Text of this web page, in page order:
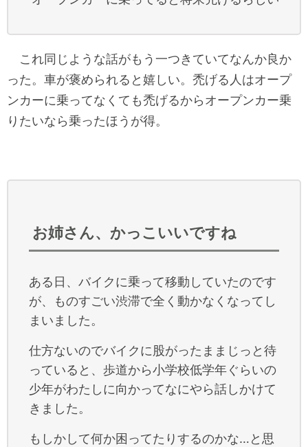
これ同じような話がもう一つきていてなんか良か
った。車が褒められると嬉しい。禿げる人はオープ
ンカーに乗ってなくても禿げるからオープンカー乗
りたいなら乗ったほうが得。
お姉さん、かっこいいですね
ある日、バイクに乗って移動していたのです
が、ものすごい渋滞で全く動かなくなってし
まいました。
仕方ないのでバイクに股がったままじっと待
っていると、歩道から小学校低学年ぐらいの
少年がわたしに向かってなにやら話しかけて
きました。
もしかして何か困ってたりするのかな…と思